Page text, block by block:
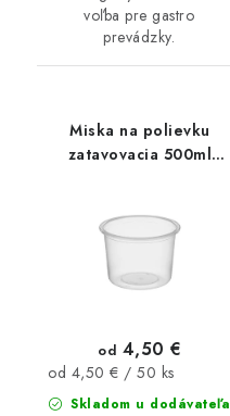
voľba pre gastro
prevádzky.
Miska na polievku
zatavovacia 500ml
Skladom u dodávateľa
od 4,50 €
Jednotková
cena:
od 4,50 € / 50 ks